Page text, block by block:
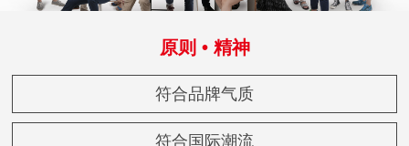
原则 • 精神
符合品牌气质
符合国际潮流